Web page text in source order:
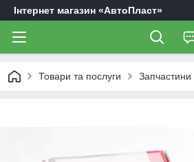
Інтернет магазин «АвтоПласт»
Товари та послуги Запчастини